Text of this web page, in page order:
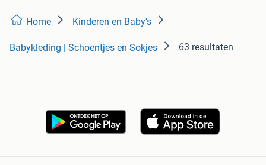
Home Kinderen en Baby's
Babykleding | Schoentjes en Sokjes 63 resultaten